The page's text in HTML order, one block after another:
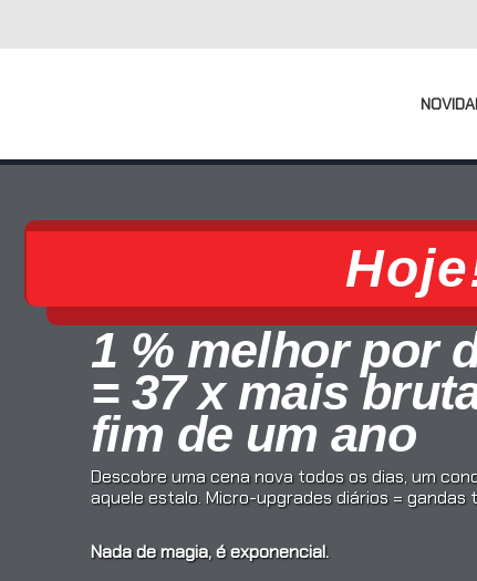
1 % melhor por
= 37 x mais
fim de um ano
Descobre uma cena nova todos os dias, um
aquele estalo. Micro-upgrades diários = gandas
Nada de magia, é exponencial.